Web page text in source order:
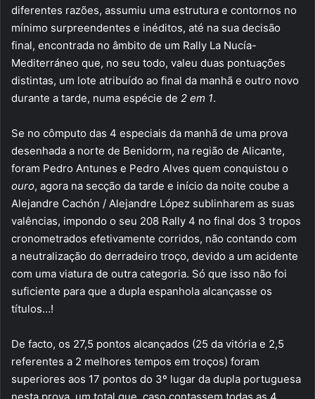
diferentes razões, assumiu uma estrutura e contornos no
mínimo surpreendentes e inéditos, até na sua decisão
final, encontrada no âmbito de um Rally La Nucía-
Mediterráneo que, no seu todo, valeu duas pontuações
distintas, um lote atribuído ao final da manhã e outro novo
durante a tarde, numa espécie de 2 em 1.
Se no cômputo das 4 especiais da manhã de uma prova
desenhada a norte de Benidorm, na região de Alicante,
foram Pedro Antunes e Pedro Alves quem conquistou o
ouro, agora na secção da tarde e início da noite coube a
Alejandre Cachón / Alejandre López sublinharem as suas
valências, impondo o seu 208 Rally 4 no final dos 3 tropos
cronometrados efetivamente corridos, não contando com
a neutralização do derradeiro troço, devido a um acidente
com uma viatura de outra categoria. Só que isso não foi
suficiente para que a dupla espanhola alcançasse os
títulos…!
De facto, os 27,5 pontos alcançados (25 da vitória e 2,5
referentes a 2 melhores tempos em troços) foram
superiores aos 17 pontos do 3º lugar da dupla portuguesa
nesta prova, um total que, caso contassem todas as 4